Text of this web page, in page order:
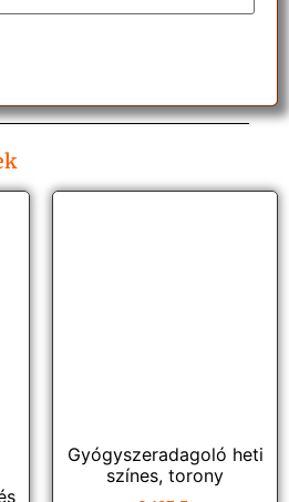
Gyógyszeradagoló heti
színes, torony